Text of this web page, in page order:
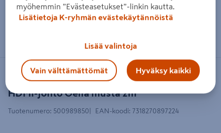
HDMI-johto Gelia musta 2m
GELIA
Tuotenumero: 500989850 EAN-koodi: 7318270897224
myöhemmin ”Evästeasetukset”-linkin kautta.
Lisätietoja K-ryhmän evästekäytännöistä
Lisää valintoja
Vain välttämättömät Hyväksy kaikki